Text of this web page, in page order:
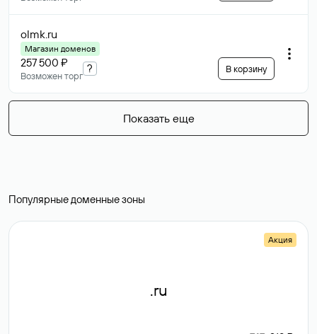
olmk.ru
Магазин доменов
257 500 ₽
Возможен торг
? В корзину
Показать еще
Популярные доменные зоны
Акция
.ru